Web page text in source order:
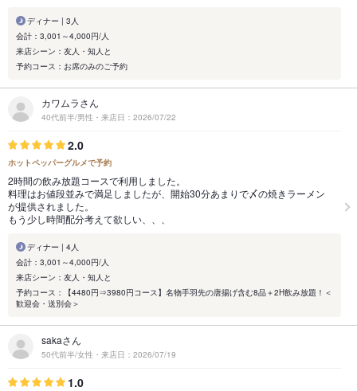
ディナー | 3人
会計：3,001～4,000円/人
来店シーン：友人・知人と
予約コース：お席のみのご予約
カワムラさん
40代前半/男性・来店日：2026/07/22
2.0
ホットペッパーグルメで予約
2時間の飲み放題コースで利用しました。
料理はお値段並みで満足しましたが、開始30分あまりで〆の焼きラーメン
が提供されました。
もう少し時間配分考えて欲しい、、、
ディナー | 4人
会計：3,001～4,000円/人
来店シーン：友人・知人と
予約コース：【4480円⇒3980円コース】名物手羽先の唐揚げ含む8品＋2H飲み放題！＜
歓迎会・送別会＞
sakaさん
50代前半/女性・来店日：2026/07/19
1.0